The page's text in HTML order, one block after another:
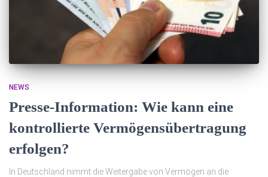
NEWS
Presse-Information: Wie kann eine
kontrollierte Vermögensübertragung
erfolgen?
In Deutschland nimmt die Weitergabe von Vermögen an die